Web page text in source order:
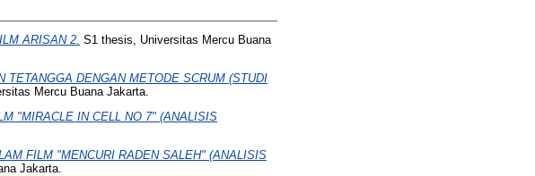
ARISAN 2. S1 thesis, Universitas Mercu Buana
TETANGGA DENGAN METODE SCRUM (STUDI
Mercu Buana Jakarta.
"MIRACLE IN CELL NO 7" (ANALISIS
FILM "MENCURI RADEN SALEH" (ANALISIS
Jakarta.